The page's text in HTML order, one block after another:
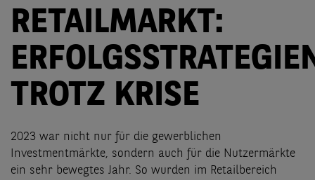
RETAILMARKT:
TROTZ KRISE
2023 war nicht nur für die gewerblichen
Investmentmärkte, sondern auch für die Nutzermärkte
ein sehr bewegtes Jahr. So wurden im Retailbereich